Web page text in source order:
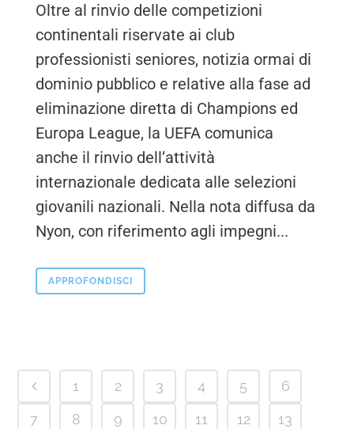
Oltre al rinvio delle competizioni
continentali riservate ai club
professionisti seniores, notizia ormai di
dominio pubblico e relative alla fase ad
eliminazione diretta di Champions ed
Europa League, la UEFA comunica
anche il rinvio dell’attività
internazionale dedicata alle selezioni
giovanili nazionali. Nella nota diffusa da
Nyon, con riferimento agli impegni...
APPROFONDISCI
1 2 3 4 5
6
7
8 9 10 11 12
13